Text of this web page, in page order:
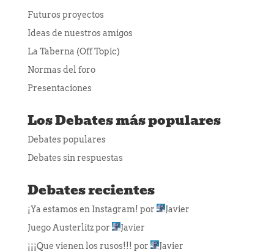
Futuros proyectos
Ideas de nuestros amigos
La Taberna (Off Topic)
Normas del foro
Presentaciones
Los Debates más populares
Debates populares
Debates sin respuestas
Debates recientes
¡Ya estamos en Instagram! por
Javier
Juego Austerlitzpor
Javier
¡¡¡Que vienen los rusos!!! por
Javier